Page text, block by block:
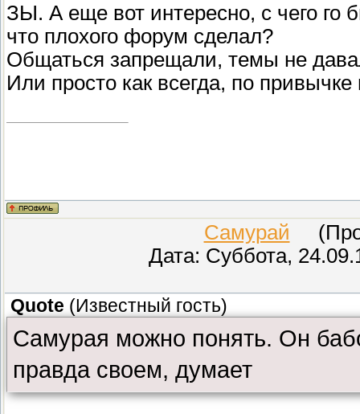
ЗЫ. А еще вот интересно, с чего го
что плохого форум сделал?
Общаться запрещали, темы не
Или просто как всегда, по
Самурай
Дата: Суббота,
Quote (Известный гость)
Самурая можно понять. Он
правда своем, думает